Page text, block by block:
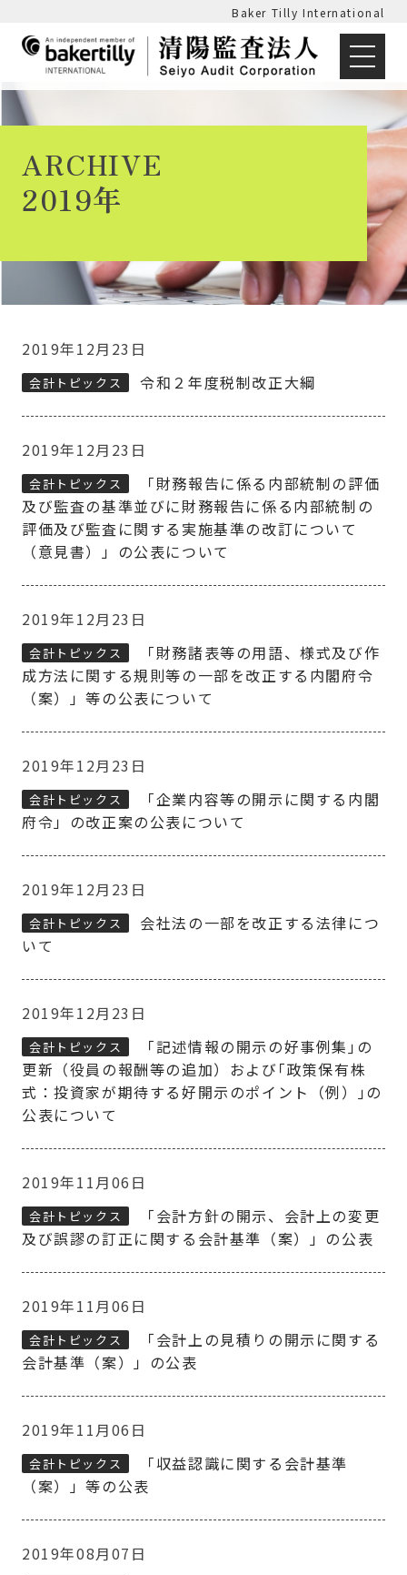
Baker Tilly International
ARCHIVE
2019年
2019年12月23日
会計トピックス 令和２年度税制改正大綱
2019年12月23日
会計トピックス
「財務報告に係る内部統制の評価
及び監査の基準並びに財務報告に係る内部統制の
評価及び監査に関する実施基準の改訂について
（意見書）」の公表について
2019年12月23日
会計トピックス
「財務諸表等の用語、様式及び作
成方法に関する規則等の一部を改正する内閣府令
（案）」等の公表について
2019年12月23日
会計トピックス
「企業内容等の開示に関する内閣
府令」の改正案の公表について
2019年12月23日
会計トピックス
会社法の一部を改正する法律につ
いて
2019年12月23日
会計トピックス
「記述情報の開示の好事例集｣の
更新（役員の報酬等の追加）および｢政策保有株
式：投資家が期待する好開示のポイント（例）｣の
公表について
2019年11月06日
会計トピックス
「会計方針の開示、会計上の変更
及び誤謬の訂正に関する会計基準（案）」の公表
2019年11月06日
会計トピックス
「会計上の見積りの開示に関する
会計基準（案）」の公表
2019年11月06日
会計トピックス
「収益認識に関する会計基準
（案）」等の公表
2019年08月07日